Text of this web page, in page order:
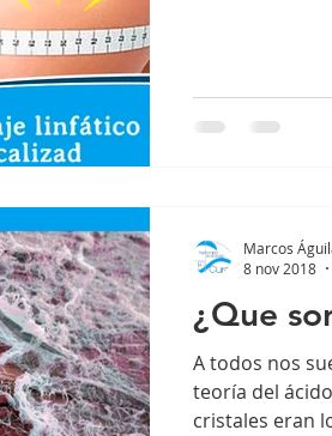
¿Que
A todos nos
teoría del
cristales eran
Marcos
8 nov 2018